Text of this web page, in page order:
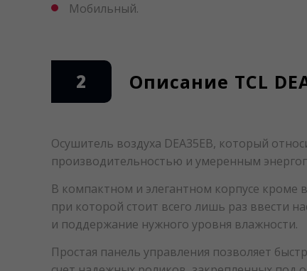
Мобильный.
2 Описание TCL
Осушитель воздуха DEA35EB, который
производительностью и умеренным
В компактном и элегантном корпусе кроме
при которой стоит всего лишь раз ввести
и поддержание нужного уровня влажности.
Простая панель управления позволяет